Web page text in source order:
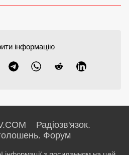
інформацію
Радіозв'язок.
Форум